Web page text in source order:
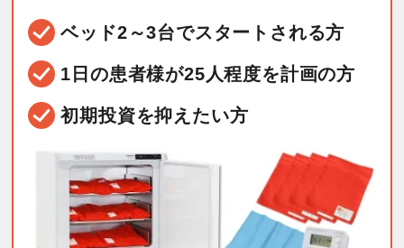
ベッド2～3台でスタートされる方
1日の患者様が25人程度を計画の方
初期投資を抑えたい方